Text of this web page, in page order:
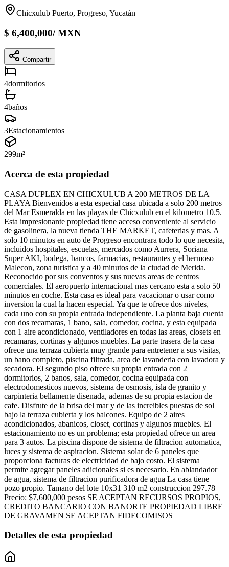
Chicxulub Puerto, Progreso, Yucatán
$ 6,400,000/MXN
Compartir
4dormitorios
4baños
3Estacionamientos
299m²
Acerca de esta propiedad
CASA DUPLEX EN CHICXULUB A 200 METROS DE LA
PLAYA Bienvenidos a esta especial casa ubicada a solo 200 metros
del Mar Esmeralda en las playas de Chicxulub en el kilometro 10.5.
Esta impresionante propiedad tiene acceso conveniente al servicio
de gasolinera, la nueva tienda THE MARKET, cafeterias y mas. A
solo 10 minutos en auto de Progreso encontrara todo lo que necesita,
incluidos hospitales, escuelas, mercados como Aurrera, Soriana
Super AKI, bodega, bancos, farmacias, restaurantes y el hermoso
Malecon, zona turistica y a 40 minutos de la ciudad de Merida.
Reconocido por sus conventos y sus nuevas areas de centros
comerciales. El aeropuerto internacional mas cercano esta a solo 50
minutos en coche. Esta casa es ideal para vacacionar o usar como
inversion la cual la hacen especial. Ya que te ofrece dos niveles,
cada uno con su propia entrada independiente. La planta baja cuenta
con dos recamaras, 1 bano, sala, comedor, cocina, y esta equipada
con 1 aire acondicionado, ventiladores en todas las areas, closets en
recamaras, cortinas y algunos muebles. La parte trasera de la casa
ofrece una terraza cubierta muy grande para entretener a sus visitas,
un bano completo, piscina filtrada, area de lavanderia con lavadora y
secadora. El segundo piso ofrece su propia entrada con 2
dormitorios, 2 banos, sala, comedor, cocina equipada con
electrodomesticos nuevos, sistema de osmosis, isla de granito y
carpinteria bellamente disenada, ademas de su propia estacion de
cafe. Disfrute de la brisa del mar y de las increibles puestas de sol
bajo la terraza cubierta y los balcones. Equipo de 2 aires
acondicionados, abanicos, closet, cortinas y algunos muebles. El
estacionamiento no es un problema; esta propiedad ofrece un area
para 3 autos. La piscina dispone de sistema de filtracion automatica,
luces y sistema de aspiracion. Sistema solar de 6 paneles que
proporciona facturas de electricidad de bajo costo. El sistema
permite agregar paneles adicionales si es necesario. En ablandador
de agua, sistema de filtracion purificadora de agua La casa tiene
pozo propio. Tamano del lote 10x31 310 m2 construccion 297.78
Precio: $7,600,000 pesos SE ACEPTAN RECURSOS PROPIOS,
CREDITO BANCARIO CON BANORTE PROPIEDAD LIBRE
DE GRAVAMEN SE ACEPTAN FIDECOMISOS
Detalles de esta propiedad